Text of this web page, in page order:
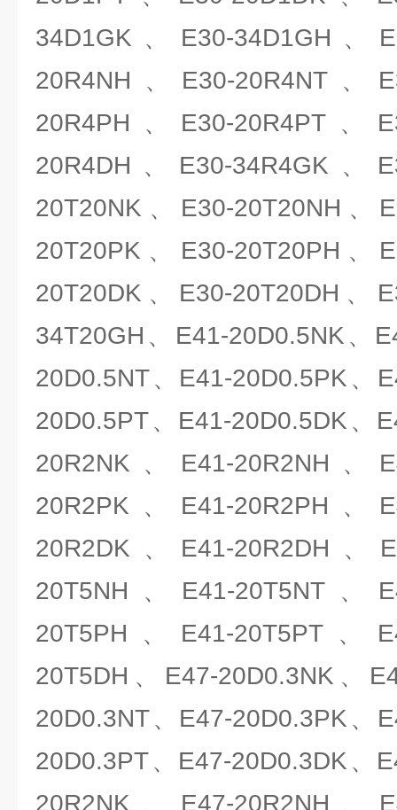
34D1GK、E30-34D1GH、
20R4NH、E30-20R4NT、
20R4PH、E30-20R4PT、
20R4DH、E30-34R4GK、
20T20NK、E30-20T20NH、
20T20PK、E30-20T20PH、
20T20DK、E30-20T20DH、
34T20GH、E41-20D0.5NK、
20D0.5NT、E41-20D0.5PK、
20D0.5PT、E41-20D0.5DK、
20R2NK、E41-20R2NH、
20R2PK、E41-20R2PH、
20R2DK、E41-20R2DH、
20T5NH、E41-20T5NT、
20T5PH、E41-20T5PT、
20T5DH、E47-20D0.3NK、
20D0.3NT、E47-20D0.3PK、
20D0.3PT、E47-20D0.3DK、
20R2NK、E47-20R2NH、